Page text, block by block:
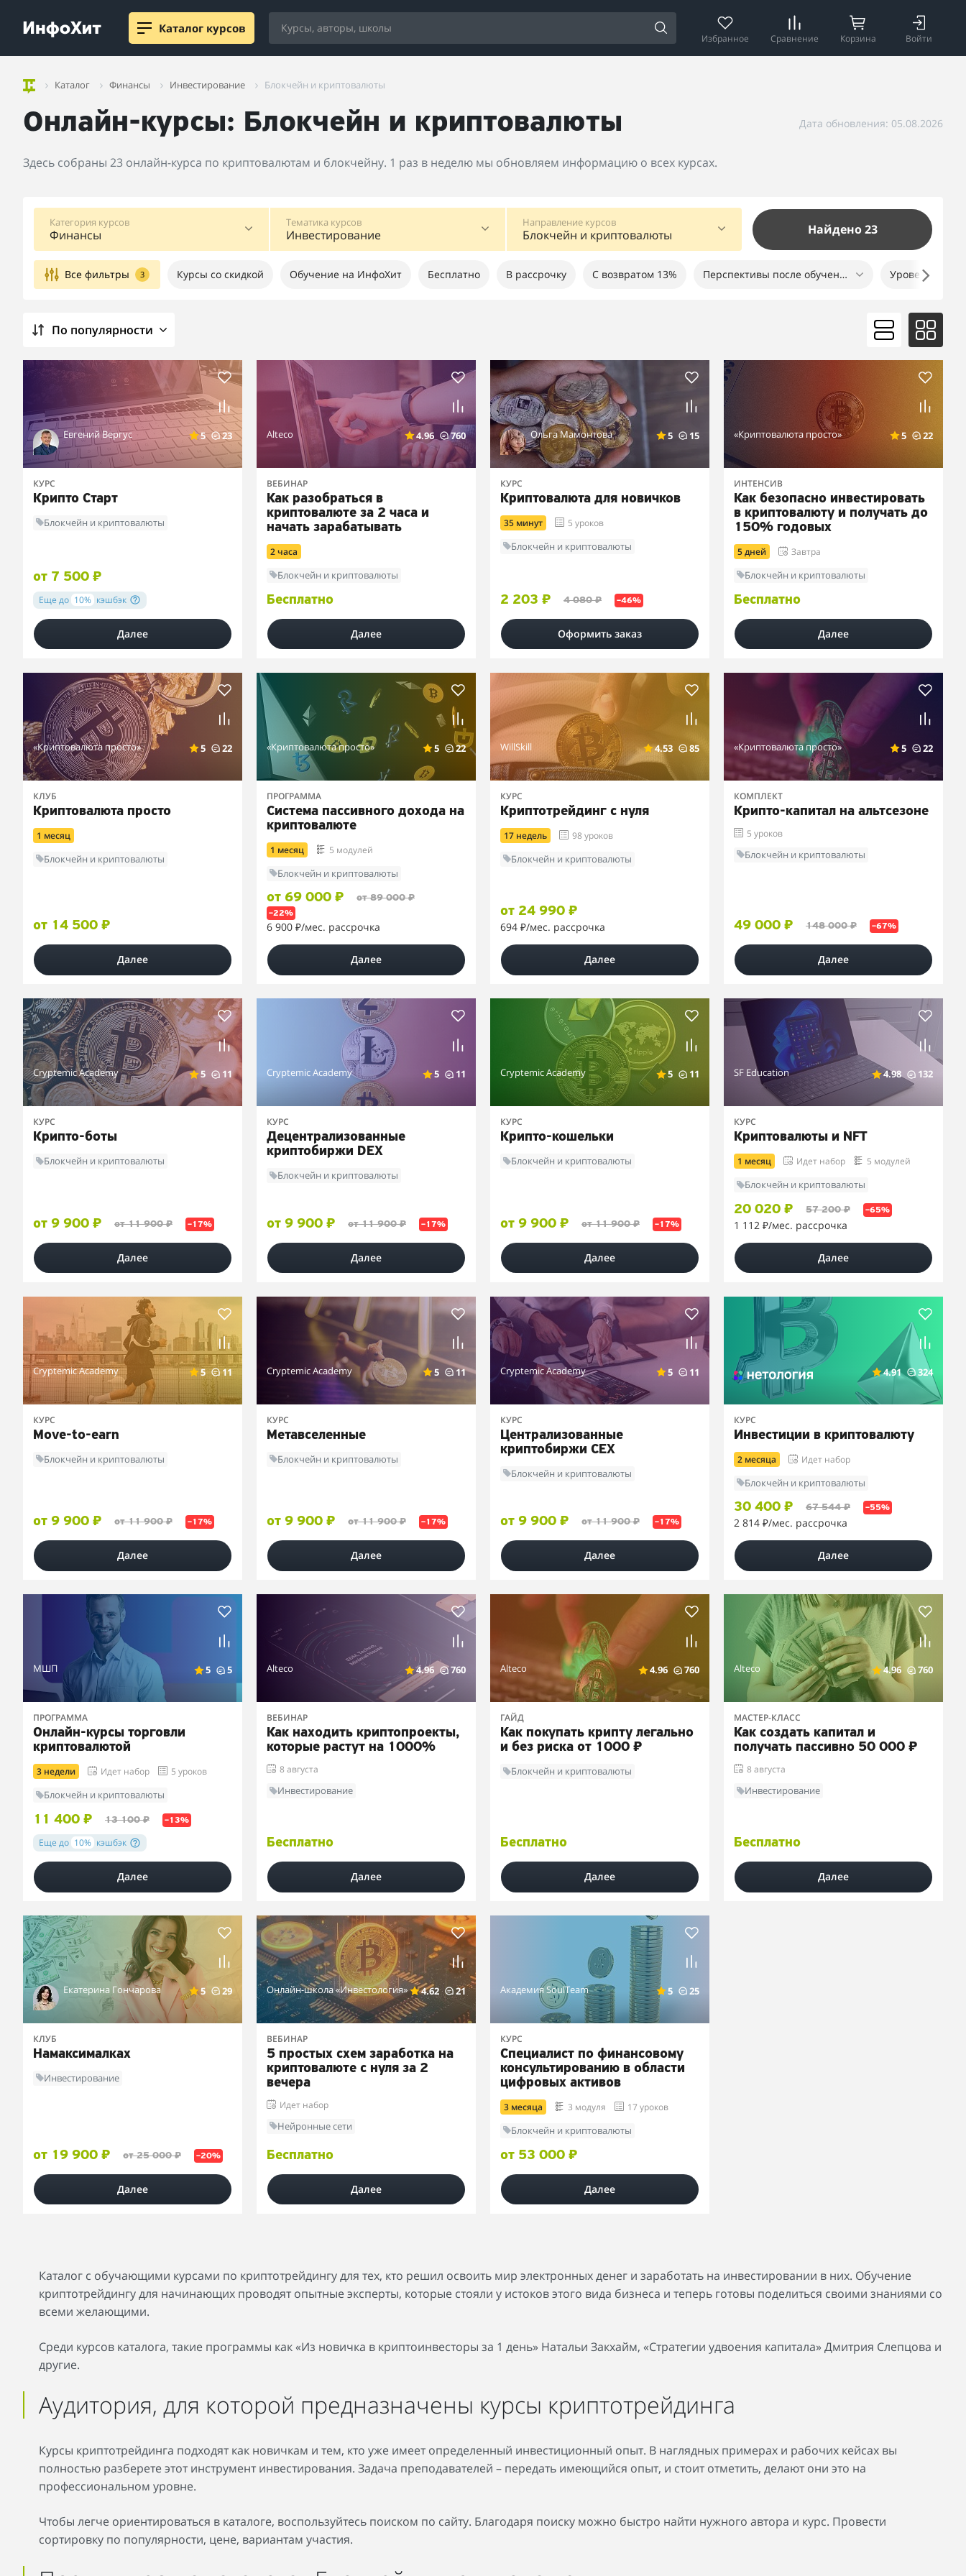
Каталог курсов
Избранное Сравнение Корзина Войти
Каталог Финансы Инвестирование Блокчейн и криптовалюты
Онлайн-курсы: Блокчейн и криптовалюты Дата обновления: 05.08.2026
Здесь собраны 23 онлайн-курса по криптовалютам и блокчейну. 1 раз в неделю мы обновляем информацию о всех курсах.
Финансы
Категория курсов
Инвестирование
Тематика курсов
Блокчейн и криптовалюты
Направление курсов
Все фильтры 3 Курсы со скидкой Обучение на ИнфоХит Бесплатно В рассрочку С возвратом 13% Перспективы после обучения Уровень
Найдено 23
По популярности
Евгений Вергус 5 23
КУРС
Крипто Старт
Блокчейн и криптовалюты
от 7 500 ₽
Еще до 10% кэшбэк
Далее
Alteco 4.96 760
ВЕБИНАР
Как разобраться в
криптовалюте за 2 часа и
начать зарабатывать
2 часа
Блокчейн и криптовалюты
Бесплатно
Далее
Ольга Мамонтова 5 15
КУРС
Криптовалюта для новичков
35 минут 5 уроков
Блокчейн и криптовалюты
2 203 ₽ 4 080 ₽ –46%
Оформить заказ
«Криптовалюта просто» 5 22
ИНТЕНСИВ
Как безопасно инвестировать
в криптовалюту и получать до
150% годовых
5 дней Завтра
Блокчейн и криптовалюты
Бесплатно
Далее
«Криптовалюта просто» 5 22
КЛУБ
Криптовалюта просто
1 месяц
Блокчейн и криптовалюты
от 14 500 ₽
Далее
«Криптовалюта просто» 5 22
ПРОГРАММА
Система пассивного дохода на
криптовалюте
1 месяц 5 модулей
Блокчейн и криптовалюты
от 69 000 ₽ от 89 000 ₽
–22%
6 900 ₽/мес. рассрочка
Далее
WillSkill 4.53 85
КУРС
Криптотрейдинг с нуля
17 недель 98 уроков
Блокчейн и криптовалюты
от 24 990 ₽
694 ₽/мес. рассрочка
Далее
«Криптовалюта просто» 5 22
КОМПЛЕКТ
Крипто-капитал на альтсезоне
5 уроков
Блокчейн и криптовалюты
49 000 ₽ 148 000 ₽ –67%
Далее
Cryptemic Academy 5 11
КУРС
Крипто-боты
Блокчейн и криптовалюты
от 9 900 ₽ от 11 900 ₽ –17%
Далее
Cryptemic Academy 5 11
КУРС
Децентрализованные
криптобиржи DEX
Блокчейн и криптовалюты
от 9 900 ₽ от 11 900 ₽ –17%
Далее
Cryptemic Academy 5 11
КУРС
Крипто-кошельки
Блокчейн и криптовалюты
от 9 900 ₽ от 11 900 ₽ –17%
Далее
SF Education 4.98 132
КУРС
Криптовалюты и NFT
1 месяц Идет набор 5 модулей
Блокчейн и криптовалюты
20 020 ₽ 57 200 ₽ –65%
1 112 ₽/мес. рассрочка
Далее
Cryptemic Academy 5 11
КУРС
Move-to-earn
Блокчейн и криптовалюты
от 9 900 ₽ от 11 900 ₽ –17%
Далее
Cryptemic Academy 5 11
КУРС
Метавселенные
Блокчейн и криптовалюты
от 9 900 ₽ от 11 900 ₽ –17%
Далее
Cryptemic Academy 5 11
КУРС
Централизованные
криптобиржи CEX
Блокчейн и криптовалюты
от 9 900 ₽ от 11 900 ₽ –17%
Далее
4.91 324
КУРС
Инвестиции в криптовалюту
2 месяца Идет набор
Блокчейн и криптовалюты
30 400 ₽ 67 544 ₽ –55%
2 814 ₽/мес. рассрочка
Далее
МШП 5 5
ПРОГРАММА
Онлайн-курсы торговли
криптовалютой
3 недели Идет набор 5 уроков
Блокчейн и криптовалюты
11 400 ₽ 13 100 ₽ –13%
Еще до 10% кэшбэк
Далее
Alteco 4.96 760
ВЕБИНАР
Как находить криптопроекты,
которые растут на 1000%
8 августа
Инвестирование
Бесплатно
Далее
Alteco 4.96 760
ГАЙД
Как покупать крипту легально
и без риска от 1000 ₽
Блокчейн и криптовалюты
Бесплатно
Далее
Alteco 4.96 760
МАСТЕР-КЛАСС
Как создать капитал и
получать пассивно 50 000 ₽
8 августа
Инвестирование
Бесплатно
Далее
Екатерина Гончарова 5 29
КЛУБ
Намаксималках
Инвестирование
от 19 900 ₽ от 25 000 ₽ –20%
Далее
Онлайн-школа «Инвестология» 4.62 21
ВЕБИНАР
5 простых схем заработка на
криптовалюте с нуля за 2
вечера
Идет набор
Нейронные сети
Бесплатно
Далее
Академия SoulTeam 5 25
КУРС
Специалист по финансовому
консультированию в области
цифровых активов
3 месяца 3 модуля 17 уроков
Блокчейн и криптовалюты
от 53 000 ₽
Далее
Каталог с обучающими курсами по криптотрейдингу для тех, кто решил освоить мир электронных денег и заработать на инвестировании в них. Обучение
криптотрейдингу для начинающих проводят опытные эксперты, которые стояли у истоков этого вида бизнеса и теперь готовы поделиться своими знаниями со
всеми желающими.
Среди курсов каталога, такие программы как «Из новичка в криптоинвесторы за 1 день» Натальи Закхайм, «Стратегии удвоения капитала» Дмитрия Слепцова и
другие.
Аудитория, для которой предназначены курсы криптотрейдинга
Курсы криптотрейдинга подходят как новичкам и тем, кто уже имеет определенный инвестиционный опыт. В наглядных примерах и рабочих кейсах вы
полностью разберете этот инструмент инвестирования. Задача преподавателей – передать имеющийся опыт, и стоит отметить, делают они это на
профессиональном уровне.
Чтобы легче ориентироваться в каталоге, воспользуйтесь поиском по сайту. Благодаря поиску можно быстро найти нужного автора и курс. Провести
сортировку по популярности, цене, вариантам участия.